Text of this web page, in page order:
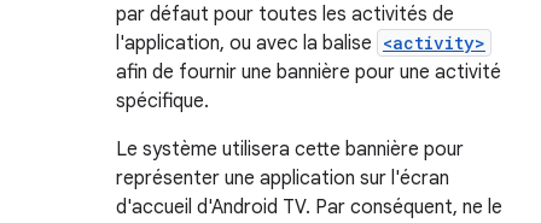
par défaut pour toutes les activités de
l'application, ou avec la balise <activity>
afin de fournir une bannière pour une activité
spécifique.
Le système utilisera cette bannière pour
représenter une application sur l'écran
d'accueil d'Android TV. Par conséquent, ne le